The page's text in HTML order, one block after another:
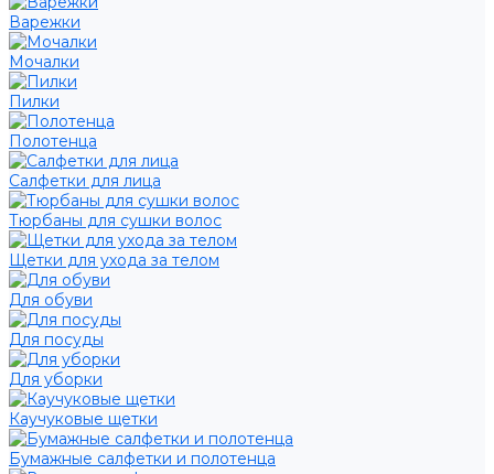
Варежки
Мочалки
Пилки
Полотенца
Салфетки для лица
Тюрбаны для сушки волос
Щетки для ухода за телом
Для обуви
Для посуды
Для уборки
Каучуковые щетки
Бумажные салфетки и полотенца